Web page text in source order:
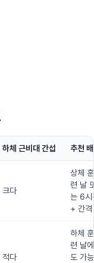
하체 근비대 간섭 추천
크다
상체 훈
련 날
는 6시
+ 간격
적다
하체 훈
련 날에
도 가능